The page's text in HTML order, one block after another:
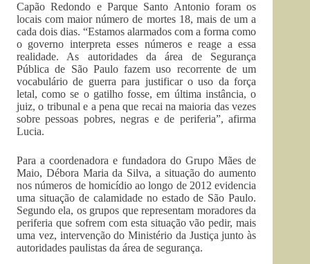
Capão Redondo e Parque Santo Antonio foram os
locais com maior número de mortes 18, mais de um a
cada dois dias. “Estamos alarmados com a forma como
o governo interpreta esses números e reage a essa
realidade. As autoridades da área de Segurança
Pública de São Paulo fazem uso recorrente de um
vocabulário de guerra para justificar o uso da força
letal, como se o gatilho fosse, em última instância, o
juiz, o tribunal e a pena que recai na maioria das vezes
sobre pessoas pobres, negras e de periferia”, afirma
Lucia.
Para a coordenadora e fundadora do Grupo Mães de
Maio, Débora Maria da Silva, a situação do aumento
nos números de homicídio ao longo de 2012 evidencia
uma situação de calamidade no estado de São Paulo.
Segundo ela, os grupos que representam moradores da
periferia que sofrem com esta situação vão pedir, mais
uma vez, intervenção do Ministério da Justiça junto às
autoridades paulistas da área de segurança.